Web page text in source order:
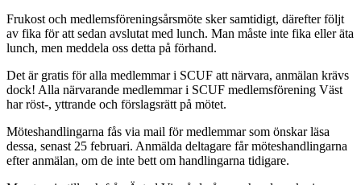
Frukost och medlemsföreningsårsmöte sker samtidigt, därefter följt
av fika för att sedan avslutat med lunch. Man måste inte fika eller äta
lunch, men meddela oss detta på förhand.
Det är gratis för alla medlemmar i SCUF att närvara, anmälan krävs
dock! Alla närvarande medlemmar i SCUF medlemsförening Väst
har röst-, yttrande och förslagsrätt på mötet.
Möteshandlingarna fås via mail för medlemmar som önskar läsa
dessa, senast 25 februari. Anmälda deltagare får möteshandlingarna
efter anmälan, om de inte bett om handlingarna tidigare.